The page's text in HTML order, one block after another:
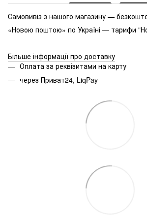
Самовивіз з нашого магазину —
«Новою поштою» по Україні — тарифи
Більше інформації про доставку
Оплата за реквізитами на карту
через Приват24, LiqPay